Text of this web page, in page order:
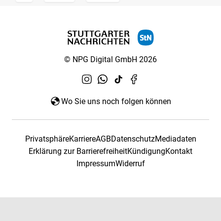
© NPG Digital GmbH 2026
Wo Sie uns noch folgen können
PrivatsphäreKarriereAGBDatenschutzMediadaten
Erklärung zur BarrierefreiheitKündigungKontakt
ImpressumWiderruf